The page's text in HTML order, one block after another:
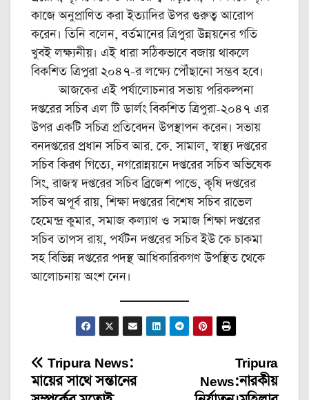
কাজে অনুপ্রাণিত করা ইত্যাদির উপর গুরুত্ব আরোপ
করেন। তিনি বলেন, বর্তমানের ত্রিপুরা উন্নয়নের গতি
খুবই লক্ষ্যনীয়। এই ধারা সঠিকভাবে বজায় থাকলে
বিকশিত ত্রিপুরা ২০৪৭-র লক্ষ্যে পৌঁছানো সম্ভব হবে।
আজকের এই পর্যালোচনার সভায় পরিকল্পনা
দপ্তরের সচিব এল টি ডার্লং বিকশিত ত্রিপুরা-২০৪৭ এর
উপর একটি সচিত্র প্রতিবেদন উপস্থাপন করেন। সভায়
বনদপ্তরের প্রধান সচিব আর. কে. সামাল, স্বাস্থ্য দপ্তরের
সচিব কিরণ গিত্যে, নগরোন্নয়নে দপ্তরের সচিব অভিষেক
সিং, রাজস্ব দপ্তরের সচিব ব্রিজেশ পান্ডে, কৃষি দপ্তরের
সচিব অপূর্ব রায়, শিক্ষা দপ্তরের বিশেষ সচিব রাভেল
হেমেন্দ্র কুমার, সমাজ কল্যাণ ও সমাজ শিক্ষা দপ্তরের
সচিব তাপস রায়, পর্যটন দপ্তরের সচিব ইউ কে চাকমা
সহ বিভিন্ন দপ্তরের পদস্থ আধিকারিকগণ উপস্থিত থেকে
আলোচনায় অংশ নেন।
Post
Tripura
News:নারকীয়
Tripura News:
মায়ের সাথে সন্তানের